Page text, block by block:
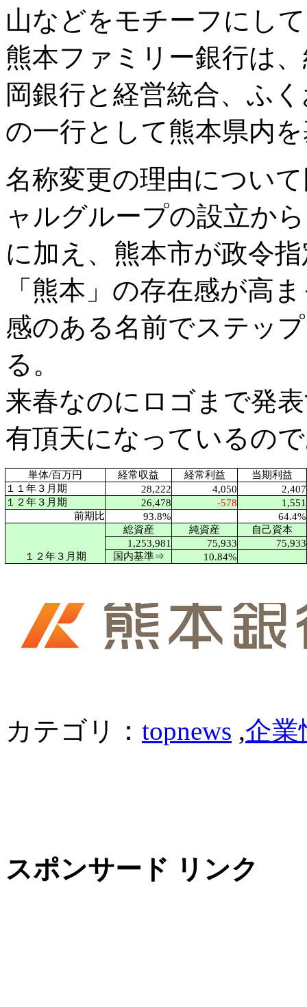
山などをモチーフにし
熊本ファミリー銀行は
岡銀行と経営統合、ふ
の一行として熊本県内
名称変更の理由につい
ャルグループの設立か
に加え、熊本市が政令
「熊本」の存在感が高
感のある名前でステッ
る。
来春なのにロゴまで発
有頂天になっているの
単体/百万円 経常収益 経常利益
当期利益
１１年３月期
28,222 4,050
2,407
１２年３月期
26,478 -578
1,551
前期比
93.8% 64.4%
１２年３月期
総資産 純資産
自己資本
1,253,981
75,933
75,933
国内基準⇒
10.84%
カテゴリ： topnews ,企業
スポンサード リンク